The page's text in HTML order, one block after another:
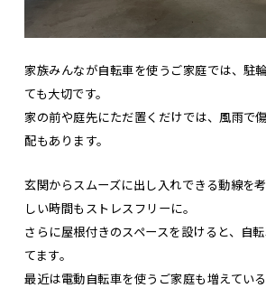
家族みんなが自転車を使うご家庭では、駐
ても大切です。
家の前や庭先にただ置くだけでは、風雨で
配もあります。
玄関からスムーズに出し入れできる動線を
しい時間もストレスフリーに。
さらに屋根付きのスペースを設けると、自
てます。
最近は電動自転車を使うご家庭も増えてい